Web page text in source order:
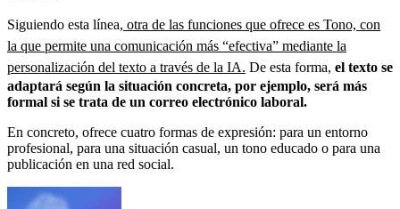
Siguiendo esta línea, otra de las funciones que ofrece es Tono, con
la que permite una comunicación más “efectiva” mediante la
personalización del texto a través de la IA. De esta forma, el texto se
adaptará según la situación concreta, por ejemplo, será más
formal si se trata de un correo electrónico laboral.
En concreto, ofrece cuatro formas de expresión: para un entorno
profesional, para una situación casual, un tono educado o para una
publicación en una red social.